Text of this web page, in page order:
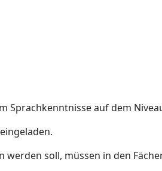
Sprachkenntnisse auf dem
soll, müssen in den